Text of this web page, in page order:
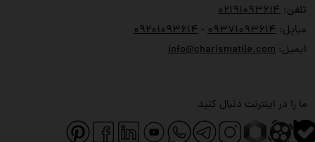
ما را در اینترنت دنبال کنید
تلفن:
۰۲۱۹۱۰۹۳۶۱۴
مبایل:
۰۹۳۷۱۰۹۳۶۱۴ - ۰۹۲۰۱۰۹۳۶۱۴
ایمیل:info@charismatile.com